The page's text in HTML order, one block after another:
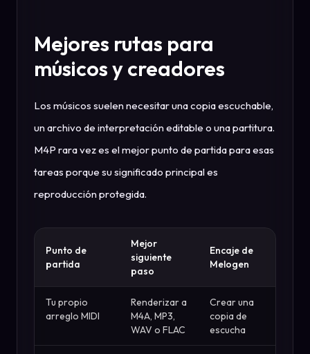
Mejores rutas para
músicos y creadores
Los músicos suelen necesitar una copia escuchable,
un archivo de interpretación editable o una partitura.
M4P rara vez es el mejor punto de partida para esas
tareas porque su significado principal es
reproducción protegida.
Punto de
partida
Mejor
siguiente
paso
Encaje de
Melogen
Tu propio
arreglo MIDI
Renderizar a
M4A, MP3,
WAV o FLAC
Crear una
copia de
escucha